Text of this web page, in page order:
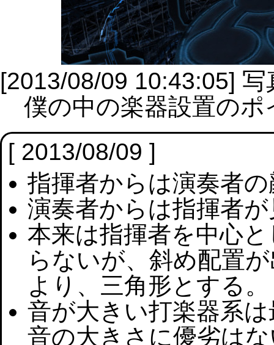
[2013/08/09 10:43:05]
僕の中の楽器設置のポ
[ 2013/08/09 ]
指揮者からは演奏者
演奏者からは指揮者
本来は指揮者を中心
らないが、斜め配置
より、三角形とする。
音が大きい打楽器系
音の大きさに優劣は